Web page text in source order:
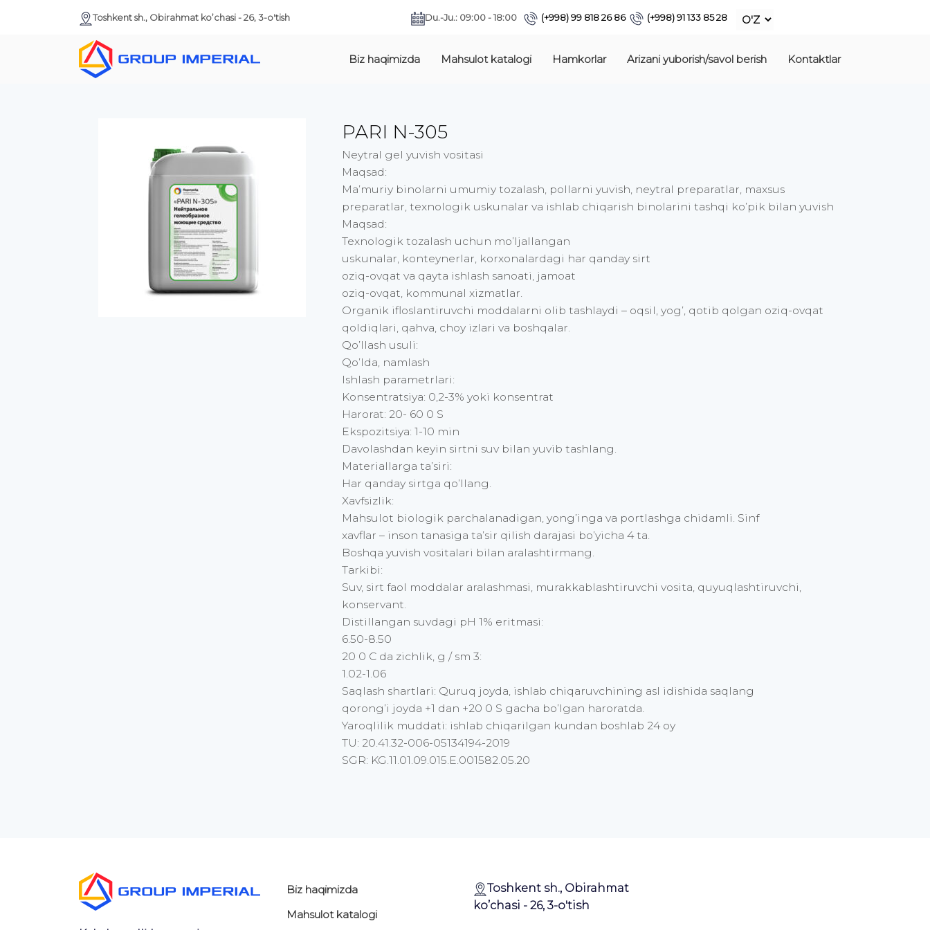
Toshkent sh., Obirahmat ko’chasi - 26, 3-o'tish Du.-Ju.: 09:00 - 18:00 (+998) 99 818 26 86 (+998) 91 133 85 28
Biz haqimizda Mahsulot katalogi Hamkorlar Arizani yuborish/savol berish Kontaktlar
PARI N-305
Neytral gel yuvish vositasi
Maqsad:
Ma’muriy binolarni umumiy tozalash, pollarni yuvish, neytral preparatlar, maxsus
preparatlar, texnologik uskunalar va ishlab chiqarish binolarini tashqi ko’pik bilan yuvish
Maqsad:
Texnologik tozalash uchun mo’ljallangan
uskunalar, konteynerlar, korxonalardagi har qanday sirt
oziq-ovqat va qayta ishlash sanoati, jamoat
oziq-ovqat, kommunal xizmatlar.
Organik ifloslantiruvchi moddalarni olib tashlaydi – oqsil, yog’, qotib qolgan oziq-ovqat
qoldiqlari, qahva, choy izlari va boshqalar.
Qo’llash usuli:
Qo’lda, namlash
Ishlash parametrlari:
Konsentratsiya: 0,2-3% yoki konsentrat
Harorat: 20- 60 0 S
Ekspozitsiya: 1-10 min
Davolashdan keyin sirtni suv bilan yuvib tashlang.
Materiallarga ta’siri:
Har qanday sirtga qo’llang.
Xavfsizlik:
Mahsulot biologik parchalanadigan, yong’inga va portlashga chidamli. Sinf
xavflar – inson tanasiga ta’sir qilish darajasi bo’yicha 4 ta.
Boshqa yuvish vositalari bilan aralashtirmang.
Tarkibi:
Suv, sirt faol moddalar aralashmasi, murakkablashtiruvchi vosita, quyuqlashtiruvchi,
konservant.
Distillangan suvdagi pH 1% eritmasi:
6.50-8.50
20 0 C da zichlik, g / sm 3:
1.02-1.06
Saqlash shartlari: Quruq joyda, ishlab chiqaruvchining asl idishida saqlang
qorong’i joyda +1 dan +20 0 S gacha bo’lgan haroratda.
Yaroqlilik muddati: ishlab chiqarilgan kundan boshlab 24 oy
TU: 20.41.32-006-05134194-2019
SGR: KG.11.01.09.015.E.001582.05.20
Biz haqimizda
Mahsulot katalogi
Toshkent sh., Obirahmat
ko’chasi - 26, 3-o'tish